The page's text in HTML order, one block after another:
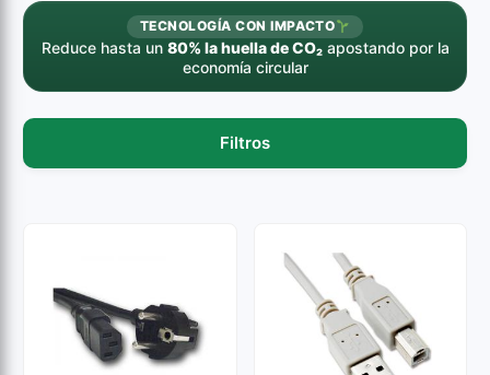
TECNOLOGÍA CON IMPACTO
Reduce hasta un 80% la huella de CO₂apostando por la
economía circular
Filtros